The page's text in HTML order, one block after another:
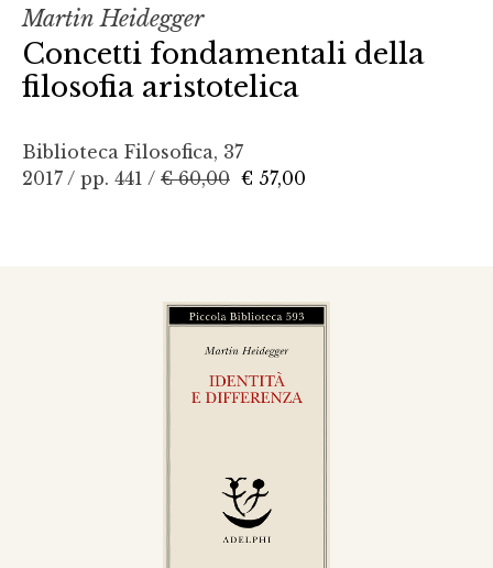
Martin Heidegger
Concetti fondamentali della
filosofia aristotelica
Biblioteca Filosofica, 37
2017 / pp. 441 / € 60,00 € 57,00